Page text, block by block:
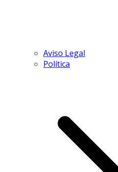
Aviso Legal
Política